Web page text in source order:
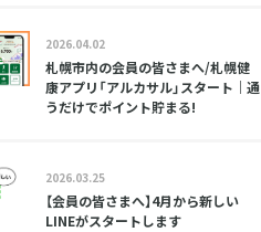
2026.04.02
札幌市内の会員の皆さまへ/札幌健
康アプリ「アルカサル」スタート｜通
うだけでポイント貯まる!
2026.03.25
【会員の皆さまへ】4月から新しい
LINEがスタートします